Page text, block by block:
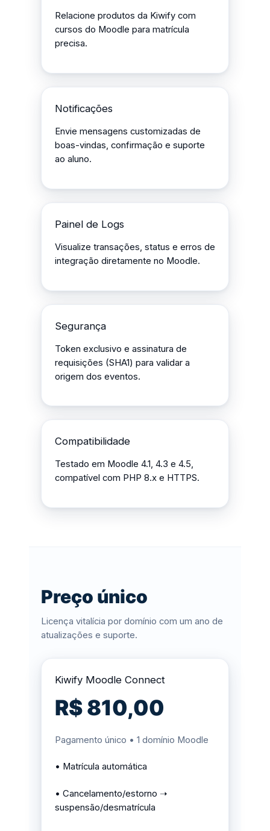
Relacione produtos da Kiwify com
cursos do Moodle para matrícula
precisa.
Notificações
Envie mensagens customizadas de
boas-vindas, confirmação e suporte
ao aluno.
Painel de Logs
Visualize transações, status e erros de
integração diretamente no Moodle.
Segurança
Token exclusivo e assinatura de
requisições (SHA1) para validar a
origem dos eventos.
Compatibilidade
Testado em Moodle 4.1, 4.3 e 4.5,
compatível com PHP 8.x e HTTPS.
Preço único
Licença vitalícia por domínio com um ano de
atualizações e suporte.
Kiwify Moodle Connect
R$ 810,00
Pagamento único • 1 domínio Moodle
• Matrícula automática
• Cancelamento/estorno ➝
suspensão/desmatrícula